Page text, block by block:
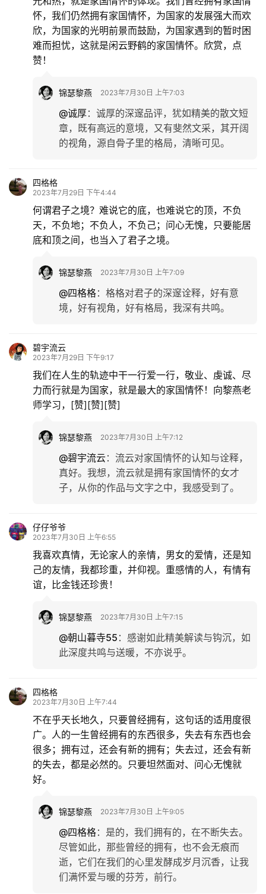
更
多
登录 注册
怀，我们仍然拥有家国情怀，为国家的发展强大而欢
欣，为国家的光明前景而鼓励，为国家遇到的暂时困
难而担忧，这就是闲云野鹤的家国情怀。欣赏，点
赞！
锦瑟黎燕 2023年7月30日 上午7:03
@诚厚： 诚厚的深邃品评，犹如精美的散文短
章，既有高远的意境，又有斐然文采，其开阔
的视角，源自骨子里的格局，清晰可见。
四格格
2023年7月29日 下午4:44
何谓君子之境？难说它的底，也难说它的顶，不负
天，不负地；不负人，不负己；问心无愧，只要能居
底和顶之间，也当入了君子之境。
锦瑟黎燕 2023年7月30日 上午7:09
@四格格： 格格对君子的深邃诠释，好有意
境，好有视角，好有格局，我深有共鸣。
碧宇流云
2023年7月29日 下午9:17
我们在人生的轨迹中干一行爱一行，敬业、虔诚、尽
力而行就是为国家，就是最大的家国情怀！向黎燕老
师学习，[赞][赞][赞]
锦瑟黎燕 2023年7月30日 上午7:12
@碧宇流云： 流云对家国情怀的认知与诠释，
真好。我想，流云就是拥有家国情怀的女才
子，从你的作品与文字之中，我感受到了。
仔仔爷爷
2023年7月30日 上午6:55
我喜欢真情，无论家人的亲情，男女的爱情，还是知
己的友情，我都珍重，并仰视。重感情的人，有情有
谊，比金钱还珍贵！
锦瑟黎燕 2023年7月30日 上午7:15
@朝山暮寺55 ： 感谢如此精美解读与钩沉，如
此深度共鸣与送暖，不亦说乎。
四格格
2023年7月30日 上午7:44
不在乎天长地久，只要曾经拥有，这句话的适用度很
广。人的一生曾经拥有的东西很多，失去有东西也会
很多；拥有过，还会有新的拥有；失去过，还会有新
的失去，都是必然的。只要坦然面对、问心无愧就
好。
锦瑟黎燕 2023年7月30日 上午9:05
@四格格： 是的，我们拥有的，在不断失去。
尽管如此，那些曾经的拥有，也不会无痕而
逝，它们在我们的心里发酵成岁月沉香，让我
们满怀爱与暖的芬芳，前行。